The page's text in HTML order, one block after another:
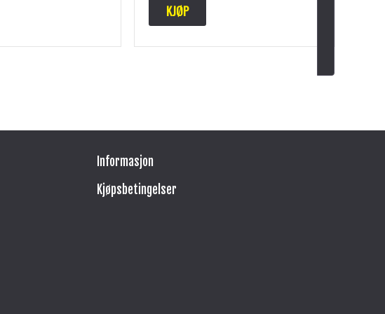
KJØP
Informasjon
Kjøpsbetingelser